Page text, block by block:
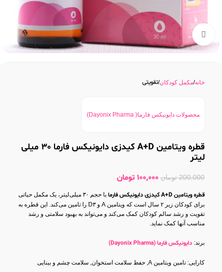
بزرگنمایی تصویر
خانه مکمل کودکان تقویتی
محصولات دایونیکس فارما( Dayonix Pharma)
قطره ویتامین A+D کیدزی دایونیکس فارما 30 میلی
لیتر
200,000 تومان 100,000 تومان
قطره ویتامین A+D کیدزی دایونیکس فارما
با حجم ۳۰ میلی‌لیتر، یک مکمل حیاتی
برای کودکان زیر ۲ سال است که ویتامین A و D۳ را تامین می‌کند. این قطره به
تقویت و رشد سالم کودکان کمک می‌کند و می‌تواند به بهبود سلامتی و رشد
مناسب آنها کمک نماید.
برند: دایونیکس فارما (Dayonix Pharma)
کارایی: تامین ویتامین A, حفظ سلامت استخوان, سلامت چشم و بینایی